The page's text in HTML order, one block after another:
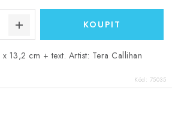
13,2 cm + text. Artist: Tera Callihan
Kód: 75035